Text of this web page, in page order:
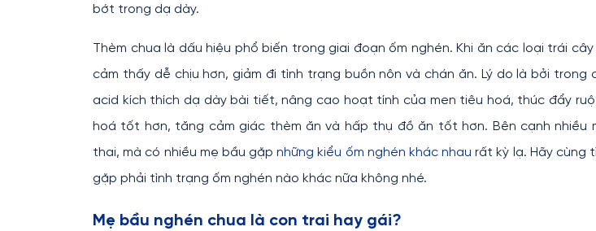
bớt trong dạ dày.
Thèm chua là dấu hiệu phổ biến trong giai đoạn ốm nghén. Khi ăn các loại trái
cảm thấy dễ chịu hơn, giảm đi tình trạng buồn nôn và chán ăn. Lý do là bởi trong
acid kích thích dạ dày bài tiết, nâng cao hoạt tính của men tiêu hoá, thúc đẩy
hoá tốt hơn, tăng cảm giác thèm ăn và hấp thụ đồ ăn tốt hơn. Bên cạnh nhiều
thai, mà có nhiều mẹ bầu gặpnhững kiểu ốm nghén khác nhau rất kỳ lạ. Hãy cùng
gặp phải tình trạng ốm nghén nào khác nữa không nhé.
Mẹ bầu nghén chua là con trai hay gái?